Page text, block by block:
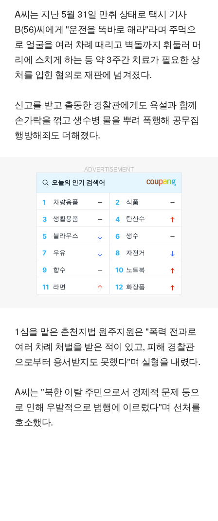
A씨는 지난 5월 31일 만취 상태로 택시 기사
B(56)씨에게 "운전을 똑바로 해라"라며 주먹으
로 얼굴을 여러 차례 때리고 벽돌까지 휘둘러 머
리에 스치게 하는 등 약 3주간 치료가 필요한 상
처를 입힌 혐의로 재판에 넘겨졌다.
신고를 받고 출동한 경찰관에게도 욕설과 함께
손가락을 꺾고 생수병 물을 뿌려 폭행해 공무집
행방해죄도 더해졌다.
ADVERTISEMENT
1심을 맡은 춘천지법 원주지원은 "폭력 전과로
여러 차례 처벌을 받은 적이 있고, 피해 경찰관
으로부터 용서받지도 못했다"며 실형을 내렸다.
A씨는 "북한 이탈 주민으로서 경제적 문제 등으
로 인해 우발적으로 범행에 이르렀다"며 선처를
호소했다.